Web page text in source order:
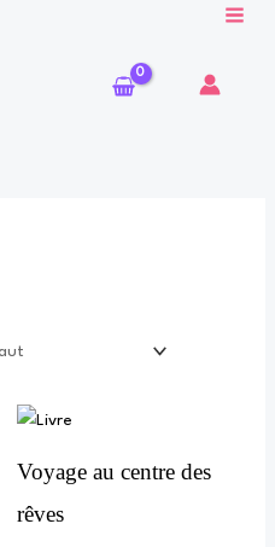
Voyage au centre des
rêves